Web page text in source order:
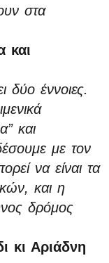
στα
και
δύο έννοιες.
και
με τον
να είναι τα
και η
δρόμος
κι Αριάδνη